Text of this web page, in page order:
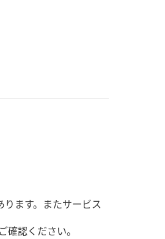
ます。またサービス
認ください。